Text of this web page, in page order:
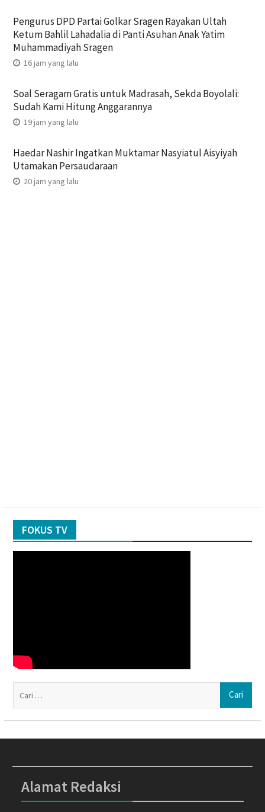
Pengurus DPD Partai Golkar Sragen Rayakan Ultah
Ketum Bahlil Lahadalia di Panti Asuhan Anak Yatim
Muhammadiyah Sragen
16 jam yang lalu
Soal Seragam Gratis untuk Madrasah, Sekda Boyolali:
Sudah Kami Hitung Anggarannya
19 jam yang lalu
Haedar Nashir Ingatkan Muktamar Nasyiatul Aisyiyah
Utamakan Persaudaraan
20 jam yang lalu
FOKUS TV
Alamat Redaksi